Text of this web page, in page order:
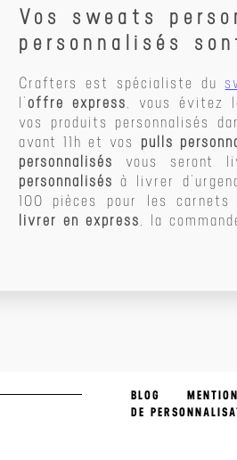
Vos sweats
personnalisés
Crafters est spécialiste du
l’offre express, vous évitez
vos produits personnalisés
avant 11h et vos pulls
personnalisés vous seront
personnalisés à livrer
100 pièces pour les
livrer en express, la
BLOG
DE